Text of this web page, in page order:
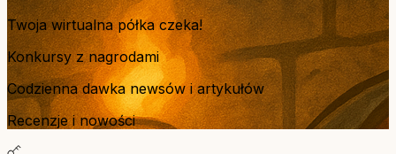
Twoja wirtualna półka czeka!
Konkursy z nagrodami
Codzienna dawka newsów i artykułów
Recenzje i nowości